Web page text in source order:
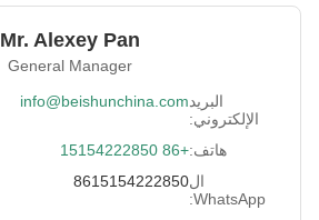
Temperature
0-300
0-999 ثانية
الصحافة الكبريت
Control System:
PLC
Certificate: م
Mr. Alexey Pan
General Manager
البريد
الإلكتروني:
info@beishunchina.com
هاتف:+86 15154222850
ال
WhatsApp:
8615154222850